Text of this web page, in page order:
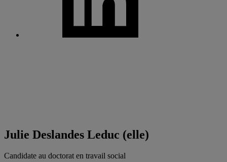
Julie Deslandes Leduc (elle)
Candidate au doctorat en travail social